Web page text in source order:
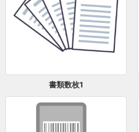
書類数枚1